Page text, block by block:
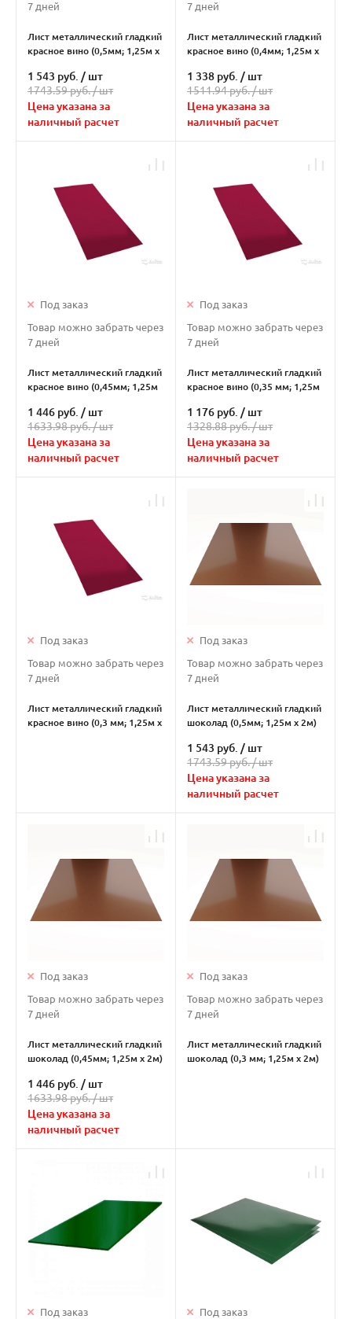
7 дней
Лист металлический гладкий
красное вино (0,5мм; 1,25м х
1 543 руб. / шт
1743.59 руб. /шт
Цена указана за
наличный расчет
7 дней
Лист металлический гладкий
красное вино (0,4мм; 1,25м х
1 338 руб. / шт
1511.94 руб. /шт
Цена указана за
наличный расчет
Под заказ
Товар можно забрать через
7 дней
Лист металлический гладкий
красное вино (0,45мм; 1,25м
1 446 руб. / шт
1633.98 руб. /шт
Цена указана за
наличный расчет
Под заказ
Товар можно забрать через
7 дней
Лист металлический гладкий
красное вино (0,35 мм; 1,25м
1 176 руб. / шт
1328.88 руб. /шт
Цена указана за
наличный расчет
Под заказ
Товар можно забрать через
7 дней
Лист металлический гладкий
красное вино (0,3 мм; 1,25м х
Под заказ
Товар можно забрать через
7 дней
Лист металлический гладкий
шоколад (0,5мм; 1,25м х 2м)
1 543 руб. / шт
1743.59 руб. /шт
Цена указана за
наличный расчет
Под заказ
Товар можно забрать через
7 дней
Лист металлический гладкий
шоколад (0,45мм; 1,25м х 2м)
1 446 руб. / шт
1633.98 руб. /шт
Цена указана за
наличный расчет
Под заказ
Товар можно забрать через
7 дней
Лист металлический гладкий
шоколад (0,3 мм; 1,25м х 2м)
Под заказ Под заказ